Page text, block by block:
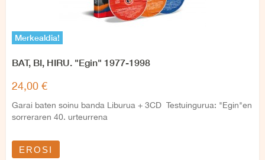
Merkealdia!
BAT, BI, HIRU. "Egin" 1977-1998
24,00 €
Garai baten soinu banda Liburua + 3CD Testuingurua: "Egin"en
sorreraren 40. urteurrena
EROSI